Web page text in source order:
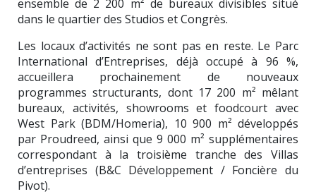
ensemble de 2 200 m² de bureaux divisibles situé
dans le quartier des Studios et Congrès.
Les locaux d’activités ne sont pas en reste. Le Parc
International d’Entreprises, déjà occupé à 96 %,
accueillera prochainement de nouveaux
programmes structurants, dont 17 200 m² mêlant
bureaux, activités, showrooms et foodcourt avec
West Park (BDM/Homeria), 10 900 m² développés
par Proudreed, ainsi que 9 000 m² supplémentaires
correspondant à la troisième tranche des Villas
d’entreprises (B&C Développement / Foncière du
Pivot).